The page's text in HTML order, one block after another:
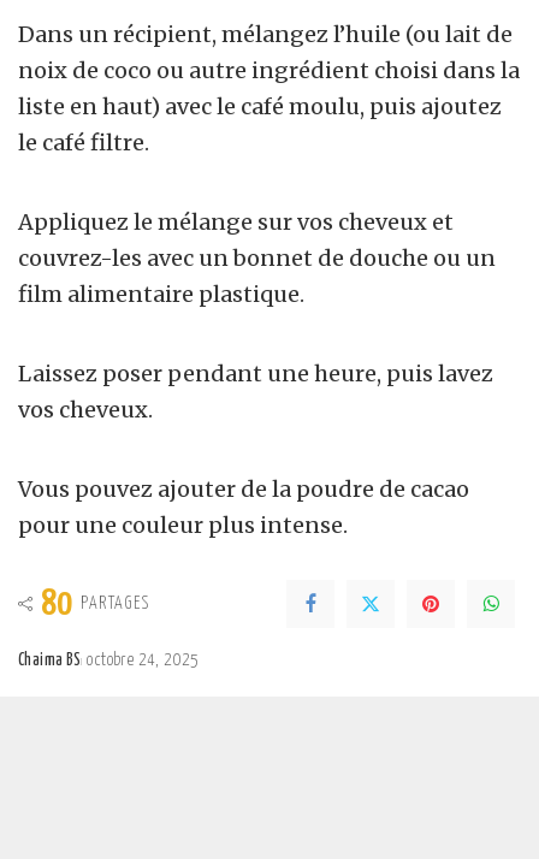
Dans un récipient, mélangez l’huile (ou lait de
noix de coco ou autre ingrédient choisi dans la
liste en haut) avec le café moulu, puis ajoutez
le café filtre.
Appliquez le mélange sur vos cheveux et
couvrez-les avec un bonnet de douche ou un
film alimentaire plastique.
Laissez poser pendant une heure, puis lavez
vos cheveux.
Vous pouvez ajouter de la poudre de cacao
pour une couleur plus intense.
80 PARTAGES
Chaima BS octobre 24, 2025